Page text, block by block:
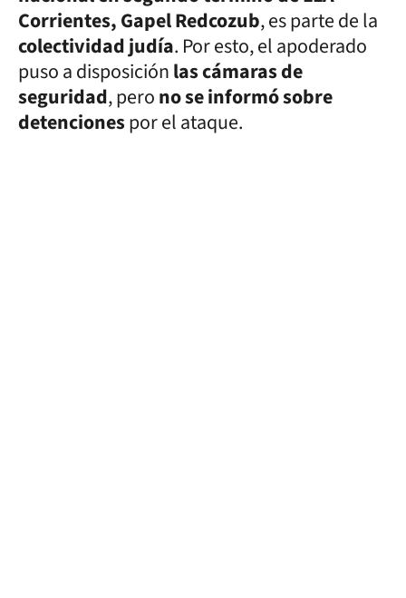
Corrientes, Gapel Redcozub, es parte de la
colectividad judía. Por esto, el apoderado
puso a disposiciónlas cámaras de
seguridad, perono se informó sobre
detencionespor el ataque.